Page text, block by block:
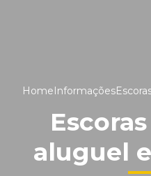
HomeInformações
aluguel